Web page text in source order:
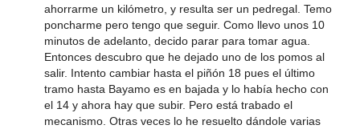
ahorrarme un kilómetro, y resulta ser un pedregal. Temo
poncharme pero tengo que seguir. Como llevo unos 10
minutos de adelanto, decido parar para tomar agua.
Entonces descubro que he dejado uno de los pomos al
salir. Intento cambiar hasta el piñón 18 pues el último
tramo hasta Bayamo es en bajada y lo había hecho con
el 14 y ahora hay que subir. Pero está trabado el
mecanismo. Otras veces lo he resuelto dándole varias